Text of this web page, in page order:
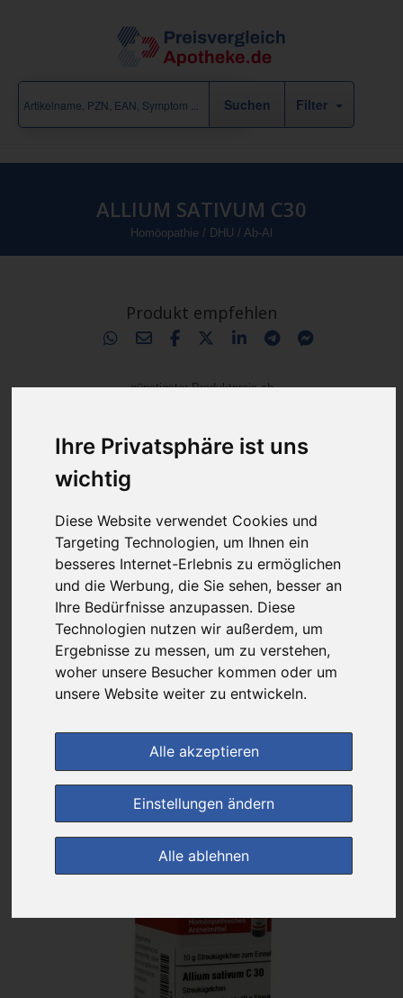
Ihre Privatsphäre ist uns
wichtig
Diese Website verwendet Cookies und
Targeting Technologien, um Ihnen ein
besseres Internet-Erlebnis zu ermöglichen
und die Werbung, die Sie sehen, besser an
Ihre Bedürfnisse anzupassen. Diese
Technologien nutzen wir außerdem, um
Ergebnisse zu messen, um zu verstehen,
woher unsere Besucher kommen oder um
unsere Website weiter zu entwickeln.
Alle akzeptieren
Einstellungen ändern
Alle ablehnen
Filter
ALLIUM SATIVUM C30
Homöopathie / DHU / Ab-Al
Produkt empfehlen
günstigster Produktpreis ab
7,66 €
Apotheke zur alten Post
+ 4,95 € Versandkosten
& inkl. MwSt.
Ersparnis: 55 %oder 9,54 €
Preis pro 1 G / 0,77 €
Daten vom 08.08.2026 11:59 Uhr
(0) Jetzt bewerten!
im Shop bestellen
zur Einkaufsliste